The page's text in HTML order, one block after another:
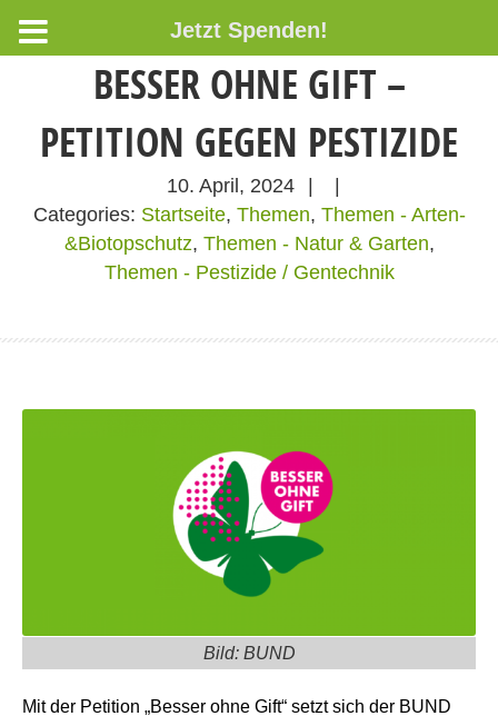
BESSER OHNE GIFT –
PETITION GEGEN PESTIZIDE
10. April, 2024
Categories: Startseite, Themen, Themen - Arten-
&Biotopschutz, Themen - Natur & Garten,
Themen - Pestizide / Gentechnik
Bild: BUND
Mit der Petition „Besser ohne Gift“ setzt sich der BUND
Jetzt Spenden!